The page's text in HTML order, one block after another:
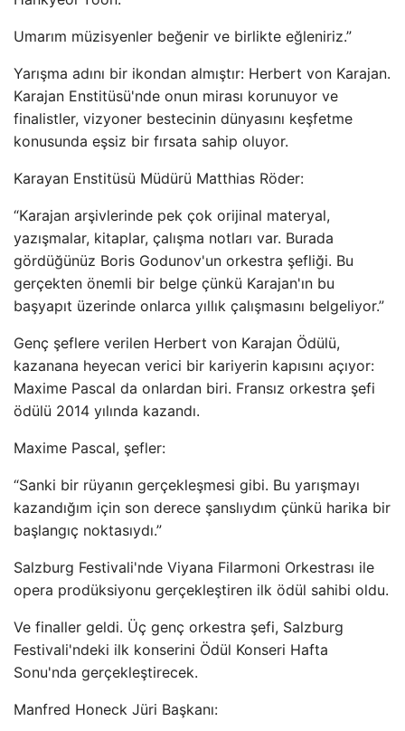
Umarım müzisyenler beğenir ve birlikte eğleniriz.”
Yarışma adını bir ikondan almıştır: Herbert von Karajan.
Karajan Enstitüsü'nde onun mirası korunuyor ve
finalistler, vizyoner bestecinin dünyasını keşfetme
konusunda eşsiz bir fırsata sahip oluyor.
Karayan Enstitüsü Müdürü Matthias Röder:
“Karajan arşivlerinde pek çok orijinal materyal,
yazışmalar, kitaplar, çalışma notları var. Burada
gördüğünüz Boris Godunov'un orkestra şefliği. Bu
gerçekten önemli bir belge çünkü Karajan'ın bu
başyapıt üzerinde onlarca yıllık çalışmasını belgeliyor.”
Genç şeflere verilen Herbert von Karajan Ödülü,
kazanana heyecan verici bir kariyerin kapısını açıyor:
Maxime Pascal da onlardan biri. Fransız orkestra şefi
ödülü 2014 yılında kazandı.
Maxime Pascal, şefler:
“Sanki bir rüyanın gerçekleşmesi gibi. Bu yarışmayı
kazandığım için son derece şanslıydım çünkü harika bir
başlangıç ​​noktasıydı.”
Salzburg Festivali'nde Viyana Filarmoni Orkestrası ile
opera prodüksiyonu gerçekleştiren ilk ödül sahibi oldu.
Ve finaller geldi. Üç genç orkestra şefi, Salzburg
Festivali'ndeki ilk konserini Ödül Konseri Hafta
Sonu'nda gerçekleştirecek.
Manfred Honeck Jüri Başkanı: